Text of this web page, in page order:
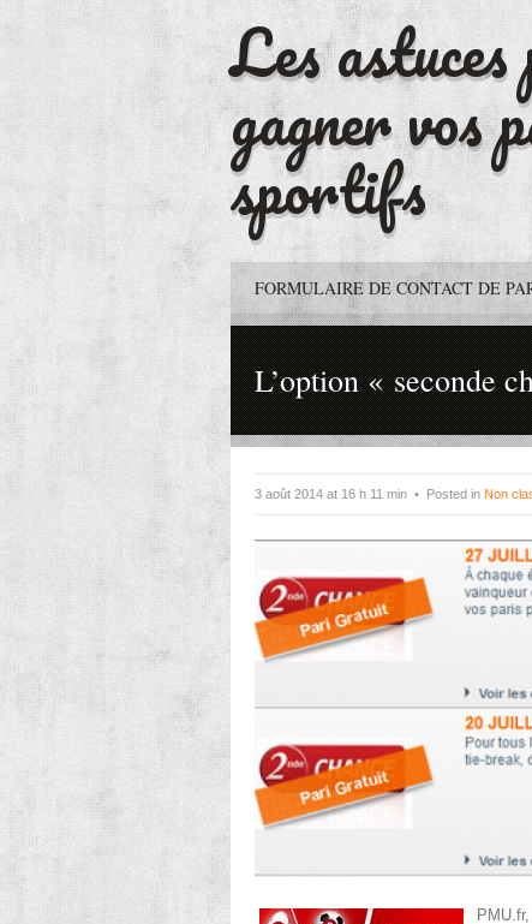
Les
gagner vos
sportifs
FORMULAIRE DE CONTACT DE
L’option « seconde
3 août 2014 at 16 h 11 min • Posted in Non